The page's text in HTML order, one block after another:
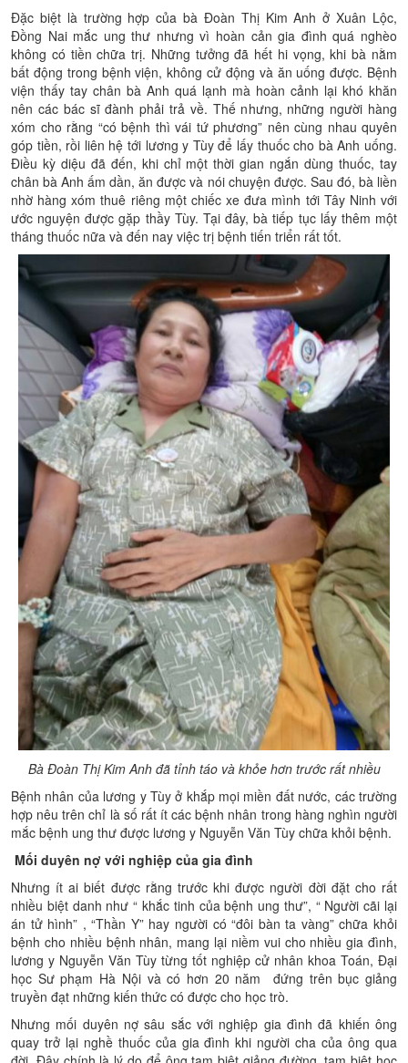
Đặc biệt là trường hợp của bà Đoàn Thị Kim Anh ở Xuân Lộc,
Đồng Nai mắc ung thư nhưng vì hoàn cản gia đình quá nghèo
không có tiền chữa trị. Những tưởng đã hết hi vọng, khi bà nằm
bất động trong bệnh viện, không cử động và ăn uống được. Bệnh
viện thấy tay chân bà Anh quá lạnh mà hoàn cảnh lại khó khăn
nên các bác sĩ đành phải trả về. Thế nhưng, những người hàng
xóm cho rằng “có bệnh thì vái tứ phương” nên cùng nhau quyên
góp tiền, rồi liên hệ tới lương y Tùy để lấy thuốc cho bà Anh uống.
Điều kỳ diệu đã đến, khi chỉ một thời gian ngắn dùng thuốc, tay
chân bà Anh ấm dần, ăn được và nói chuyện được. Sau đó, bà liền
nhờ hàng xóm thuê riêng một chiếc xe đưa mình tới Tây Ninh với
ước nguyện được gặp thầy Tùy. Tại đây, bà tiếp tục lấy thêm một
tháng thuốc nữa và đến nay việc trị bệnh tiến triển rất tốt.
Bà Đoàn Thị Kim Anh đã tỉnh táo và khỏe hơn trước rất nhiều
Bệnh nhân của lương y Tùy ở khắp mọi miền đất nước, các trường
hợp nêu trên chỉ là số rất ít các bệnh nhân trong hàng nghìn người
mắc bệnh ung thư được lương y Nguyễn Văn Tùy chữa khỏi bệnh.
Mối duyên nợ với nghiệp của gia đình
Nhưng ít ai biết được rằng trước khi được người đời đặt cho rất
nhiều biệt danh như “ khắc tinh của bệnh ung thư”, “ Người cãi lại
án tử hình” , “Thần Y” hay người có “đôi bàn ta vàng” chữa khỏi
bệnh cho nhiều bệnh nhân, mang lại niềm vui cho nhiều gia đình,
lương y Nguyễn Văn Tùy từng tốt nghiệp cử nhân khoa Toán, Đại
học Sư phạm Hà Nội và có hơn 20 năm đứng trên bục giảng
truyền đạt những kiến thức có được cho học trò.
Nhưng mối duyên nợ sâu sắc với nghiệp gia đình đã khiến ông
quay trở lại nghề thuốc của gia đình khi người cha của ông qua